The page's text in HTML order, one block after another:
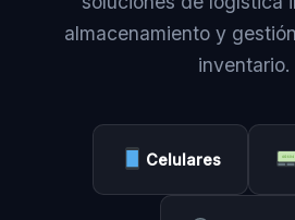
almacenamiento y
inventario.
Celulares